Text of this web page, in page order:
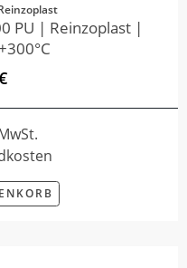
PU | Reinzoplast |